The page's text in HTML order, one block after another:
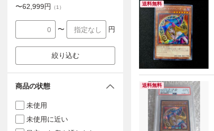
送料無料
送料無料
〜62,999円 （1 ）
〜 円
絞り込む
商品の状態
未使用
未使用に近い